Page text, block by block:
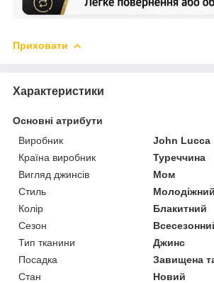
Приховати
Характеристики
Основні атрибути
Виробник
John Lucca
Країна виробник
Туреччина
Вигляд джинсів
Мом
Стиль
Молодіжний
Колір
Блакитний
Сезон
Тип тканини
Джинс
Посадка
Завищена
Стан
Новий